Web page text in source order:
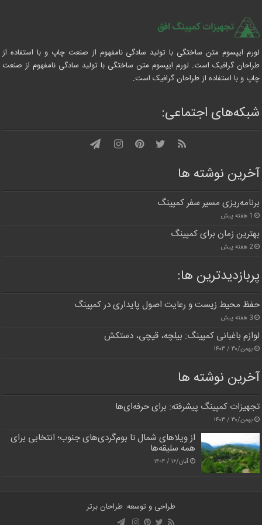
لورم ایپسوم متن ساختگی با تولید سادگی نامفهوم از صنعت چاپ و با استفاده از
طراحان گرافیک است. لورم ایپسوم متن ساختگی با تولید سادگی نامفهوم از صنعت
چاپ و با استفاده از طراحان گرافیک است.
شبکه‌های اجتماعی:
آخرین نوشته ها
برنامه‌ریزی مسیر سفر کمپینگ
1 هفته پیش
بهترین زمان برای کمپینگ
2 هفته پیش
پربازدیدترین‌ ها:
حفظ محیط زیست و رعایت اصول پایداری در کمپینگ
3 هفته پیش
لوازم باغبانی کمپینگ: بیلچه، قیچی، دستکش
بهمن/۳۰ / ۱۴۰۳
آخرین نوشته ها
تجهیزات کمپینگ پیشرفته: برای حرفه‌ای‌ها
بهمن/۳۰ / ۱۴۰۳
از ویلاهای شمال تا بوم‌گردی‌های جنوب؛ انتخابی برای
همه سلیقه‌ها
آبان/۱۶ / ۱۴۰۴
طراحی و توسعه: طراحان برتر